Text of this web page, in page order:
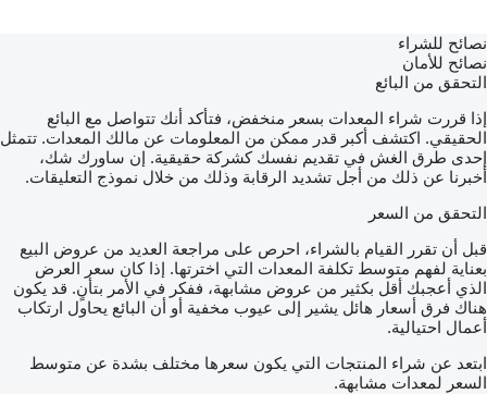
نصائح للشراء
نصائح للأمان
التحقق من البائع
إذا قررت شراء المعدات بسعر منخفض، فتأكد أنك تتواصل مع البائع
الحقيقي. اكتشف أكبر قدر ممكن من المعلومات عن مالك المعدات. تتمثل
إحدى طرق الغش في تقديم نفسك كشركة حقيقية. إن ساورك شك،
أخبرنا عن ذلك من أجل تشديد الرقابة وذلك من خلال نموذج التعليقات.
التحقق من السعر
قبل أن تقرر القيام بالشراء، احرص على مراجعة العديد من عروض البيع
بعناية لفهم متوسط تكلفة المعدات التي اخترتها. إذا كان سعر العرض
الذي أعجبك أقل بكثير من عروض مشابهة، ففكر في الأمر بتأنٍ. قد يكون
هناك فرق أسعار هائل يشير إلى عيوب مخفية أو أن البائع يحاول ارتكاب
أعمال احتيالية.
ابتعد عن شراء المنتجات التي يكون سعرها مختلف بشدة عن متوسط
السعر لمعدات مشابهة.